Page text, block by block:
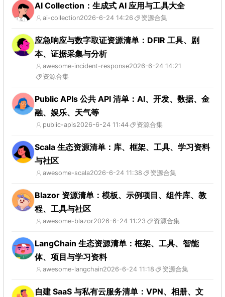
AI Collection：生成式 AI 应用与工具大全
ai-collection2026-6-24 14:26 资源合集
应急响应与数字取证资源清单：DFIR 工具、剧
本、证据采集与分析
awesome-incident-response2026-6-24 14:21
资源合集
Public APIs 公共 API 清单：AI、开发、数据、金
融、娱乐、天气等
public-apis2026-6-24 11:44 资源合集
Scala 生态资源清单：库、框架、工具、学习资料
与社区
awesome-scala2026-6-24 11:38 资源合集
Blazor 资源清单：模板、示例项目、组件库、教
程、工具与社区
awesome-blazor2026-6-24 11:23 资源合集
LangChain 生态资源清单：框架、工具、智能
体、项目与学习资料
awesome-langchain2026-6-24 11:18 资源合集
自建 SaaS 与私有云服务清单：VPN、相册、文